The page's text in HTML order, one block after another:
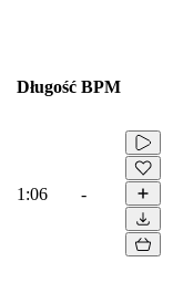
Długość BPM
1:06 -